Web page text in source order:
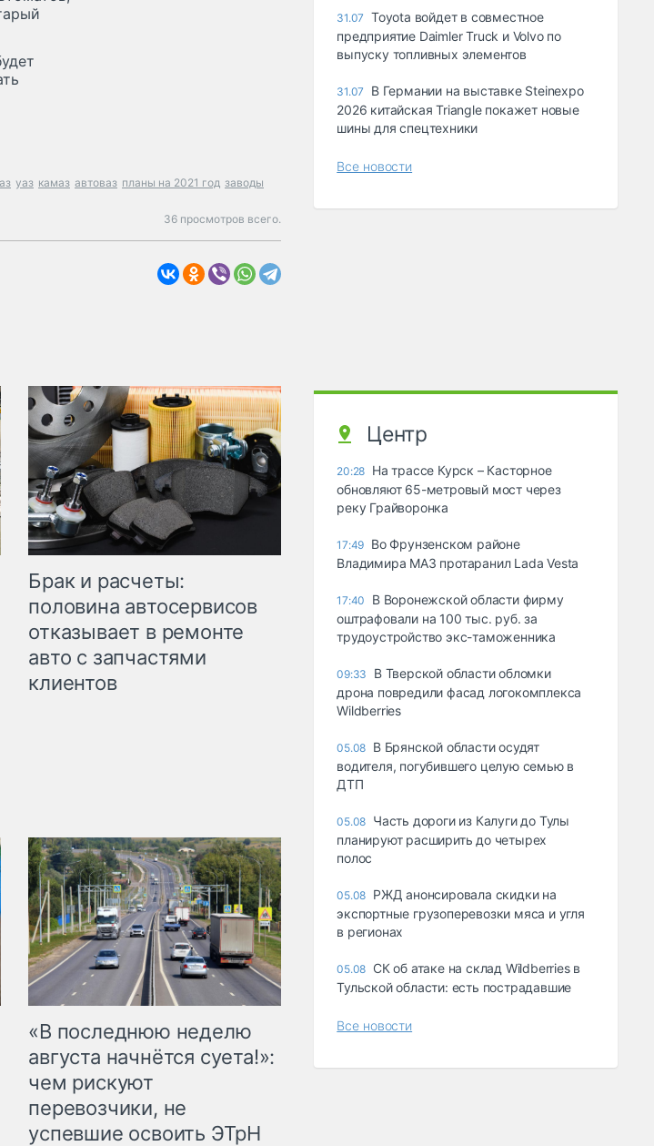
уаз камаз автоваз планы на 2021 год заводы
36 просмотров всего.
Брак и расчеты:
половина автосервисов
отказывает в ремонте
авто с запчастями
клиентов
«В последнюю неделю
августа начнётся суета!»:
чем рискуют
перевозчики, не
успевшие освоить ЭТрН
31.07
Toyota войдет в совместное
предприятие Daimler Truck и Volvo по
выпуску топливных элементов
31.07
В Германии на выставке Steinexpo
2026 китайская Triangle покажет новые
шины для спецтехники
Все новости
Центр
20:28 На трассе Курск – Касторное
обновляют 65-метровый мост через
реку Грайворонка
17:49 Во Фрунзенском районе
Владимира МАЗ протаранил Lada Vesta
17:40
В Воронежской области фирму
оштрафовали на 100 тыс. руб. за
трудоустройство экс-таможенника
09:33
В Тверской области обломки
дрона повредили фасад логокомплекса
Wildberries
05.08 В Брянской области осудят
водителя, погубившего целую семью в
ДТП
05.08 Часть дороги из Калуги до Тулы
планируют расширить до четырех
полос
05.08 РЖД анонсировала скидки на
экспортные грузоперевозки мяса и угля
в регионах
05.08 СК об атаке на склад Wildberries в
Тульской области: есть пострадавшие
Все новости